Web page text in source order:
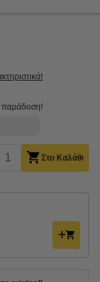
παράδοση!
Στο Καλάθι